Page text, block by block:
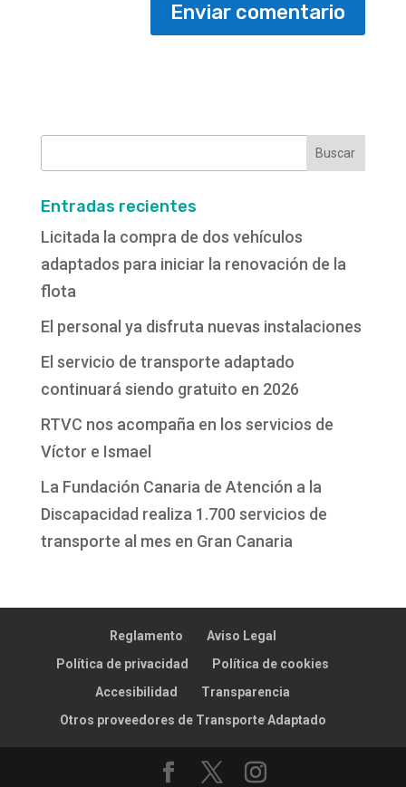
Buscar:
Entradas recientes
Licitada la compra de dos vehículos
adaptados para iniciar la renovación de la
flota
El personal ya disfruta nuevas instalaciones
El servicio de transporte adaptado
continuará siendo gratuito en 2026
RTVC nos acompaña en los servicios de
Víctor e Ismael
La Fundación Canaria de Atención a la
Discapacidad realiza 1.700 servicios de
transporte al mes en Gran Canaria
Reglamento
Aviso Legal
Política de privacidad
Política de cookies
Accesibilidad
Transparencia
Otros proveedores de Transporte Adaptado